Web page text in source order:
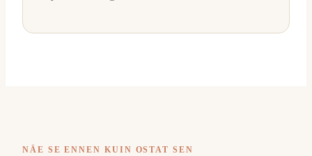
NÄE SE ENNEN KUIN OSTAT SEN